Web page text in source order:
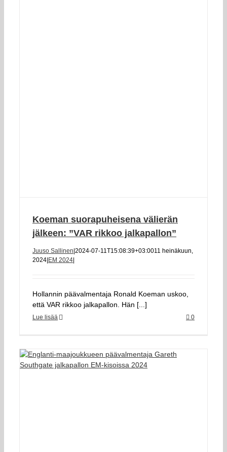
Koeman suorapuheisena välierän
jälkeen: ”VAR rikkoo jalkapallon”
Juuso Sallinen 2024-07-11T15:08:39+03:0011 heinäkuun,
2024 EM 2024
Hollannin päävalmentaja Ronald Koeman uskoo,
että VAR rikkoo jalkapallon. Hän [...]
Lue lisää 0